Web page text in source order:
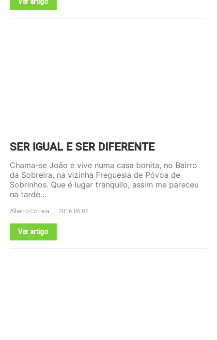
SER IGUAL E SER DIFERENTE
Chama-se João e vive numa casa bonita, no Bairro
da Sobreira, na vizinha Freguesia de Póvoa de
Sobrinhos. Que é lugar tranquilo, assim me pareceu
na tarde…
Alberto Correia 2016.06.02
Ver artigo